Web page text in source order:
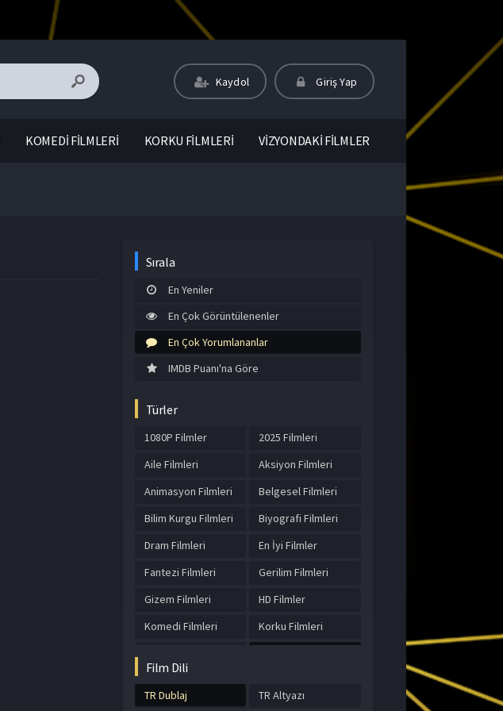
Kaydol Giriş Yap
KOMEDİ FİLMLERİ KORKU FİLMLERİ VİZYONDAKİ FİLMLER
Sırala
En Yeniler
En Çok Görüntülenenler
En Çok Yorumlananlar
IMDB Puanı'na Göre
Türler
1080P Filmler
2025 Filmleri
Aile Filmleri
Aksiyon Filmleri
Animasyon Filmleri
Belgesel Filmleri
Bilim Kurgu Filmleri
Biyografi Filmleri
Dram Filmleri
En İyi Filmler
Fantezi Filmleri
Gerilim Filmleri
Gizem Filmleri
HD Filmler
Komedi Filmleri
Korku Filmleri
Suç Filmleri
Film Dili
TR Dublaj TR Altyazı